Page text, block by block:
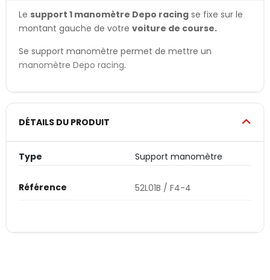
Le support 1 manomètre Depo racing se fixe sur le
montant gauche de votre voiture de course.
Se support manomètre permet de mettre un
manomètre Depo racing.
DÉTAILS DU PRODUIT
Type Support manomètre
Référence 52L01B / F4-4